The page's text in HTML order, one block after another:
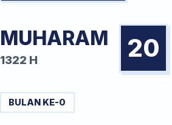
MUHARAM
1322 H 20
BULAN KE-0